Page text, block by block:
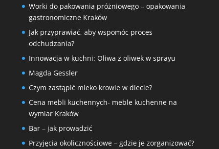
Worki do pakowania próżniowego – opakowania
gastronomiczne Kraków
Jak przyprawiać, aby wspomóc proces
odchudzania?
Innowacja w kuchni: Oliwa z oliwek w sprayu
Magda Gessler
Czym zastąpić mleko krowie w diecie?
Cena mebli kuchennych- meble kuchenne na
wymiar Kraków
Bar – jak prowadzić
Przyjęcia okolicznościowe – gdzie je zorganizować?